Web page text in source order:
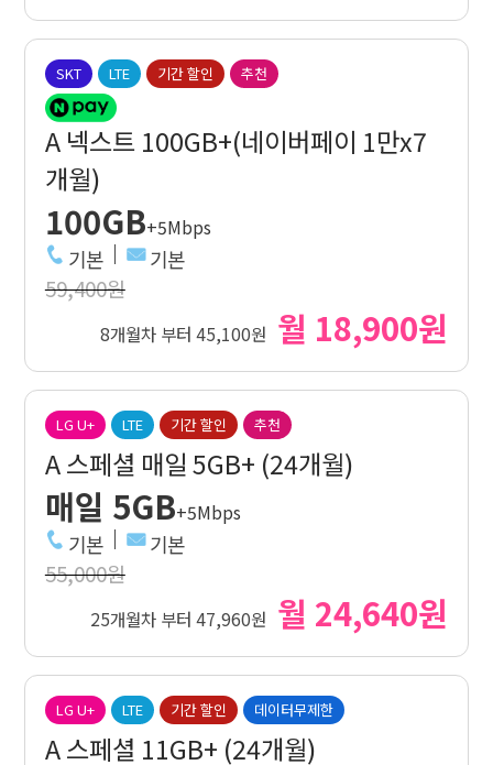
SKT LTE 기간 할인 추천
A 넥스트 100GB+(네이버페이 1만x7
개월)
100GB+5Mbps
기본 기본
59,400원
8개월차 부터 45,100원 월 18,900원
LG U+ LTE 기간 할인 추천
A 스페셜 매일 5GB+ (24개월)
매일 5GB+5Mbps
기본 기본
55,000원
25개월차 부터 47,960원 월 24,640원
LG U+ LTE 기간 할인 데이터무제한
A 스페셜 11GB+ (24개월)